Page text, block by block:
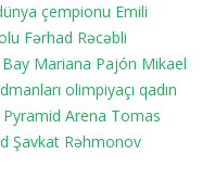
çempionu Emili
Fərhad Rəcəbli
Mariana Pajón Mikael
olimpiyaçı qadın
Arena Tomas
Şavkat Rəhmonov